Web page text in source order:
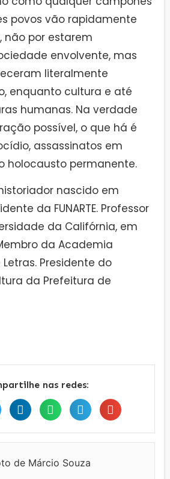
povos vão rapidamente
não por estarem
envolvente, mas
literalmente
enquanto cultura e até
humanas. Na verdade
possível, o que há é
assassinatos em
holocausto permanente.
nascido em
da FUNARTE. Professor
da Califórnia, em
da Academia
Presidente do
da Prefeitura de
nas redes: